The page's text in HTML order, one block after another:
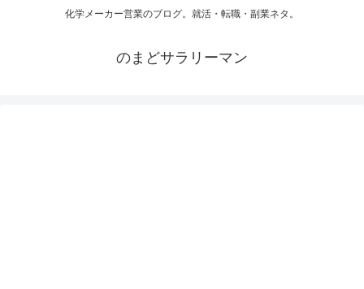
化学メーカー営業のブログ。就活・転職・副業ネタ。
のまどサラリーマン